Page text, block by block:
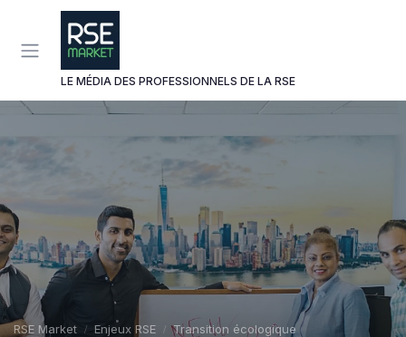
LE MÉDIA DES PROFESSIONNELS DE LA RSE
RSE Market Enjeux RSE Transition écologique
Panneau de gestion des cookies